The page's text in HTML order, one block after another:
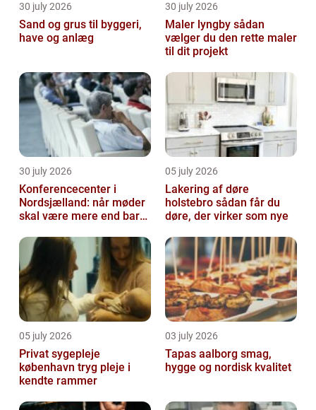
30 july 2026
Sand og grus til byggeri,
have og anlæg
30 july 2026
Maler lyngby sådan
vælger du den rette maler
til dit projekt
30 july 2026
Konferencecenter i
Nordsjælland: når møder
skal være mere end bare
05 july 2026
Lakering af døre
holstebro sådan får du
døre, der virker som nye
05 july 2026
Privat sygepleje
københavn tryg pleje i
kendte rammer
03 july 2026
Tapas aalborg smag,
hygge og nordisk kvalitet